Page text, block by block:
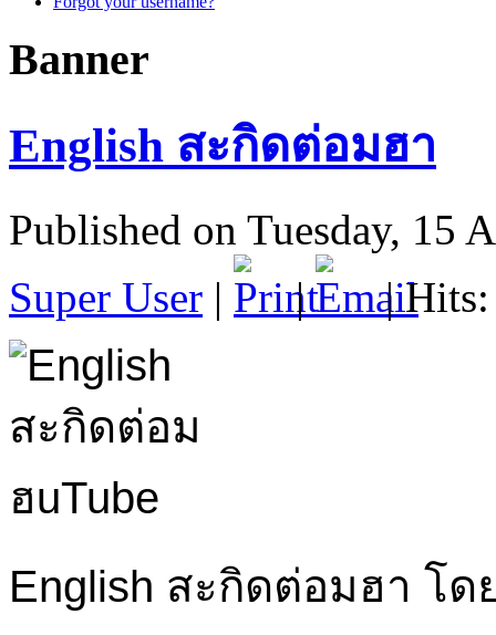
Banner
English สะกิดต่อมฮา
Published on Tuesday, 15
Super User | | | Hits:
English สะกิดต่อมฮา โ